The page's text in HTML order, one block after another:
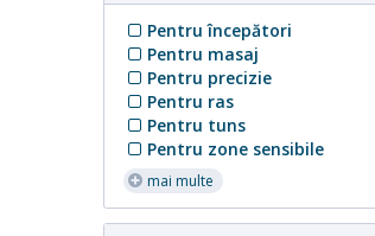
Pentru începători
Pentru masaj
Pentru precizie
Pentru ras
Pentru tuns
Pentru zone sensibile
mai multe